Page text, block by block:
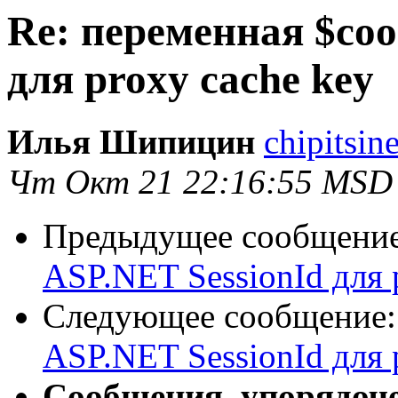
Re: переменная
для proxy cache key
Илья Шипицин
Чт Окт 21 22:16:55 MSD
Предыдущее
ASP.NET SessionId
Следующее
ASP.NET SessionId